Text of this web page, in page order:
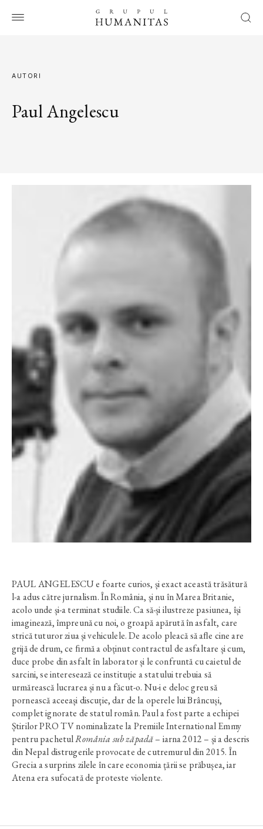
AUTORI
Paul Angelescu
PAUL ANGELESCU e foarte curios, și exact această trăsătură
l-a adus către jurnalism. În România, și nu în Marea Britanie,
acolo unde și-a terminat studiile. Ca să-și ilustreze pasiunea, își
imaginează, împreună cu noi, o groapă apărută în asfalt, care
strică tuturor ziua și vehiculele. De acolo pleacă să aﬂe cine are
grijă de drum, ce ﬁrmă a obținut contractul de asfaltare și cum,
duce probe din asfalt în laborator și le confruntă cu caietul de
sarcini, se interesează ce instituție a statului trebuia să
urmărească lucrarea și nu a făcut-o. Nu-i e deloc greu să
pornească aceeași discuție, dar de la operele lui Brâncuși,
complet ignorate de statul român. Paul a fost parte a echipei
Știrilor PRO TV nominalizate la Premiile International Emmy
pentru pachetulRomânia sub zăpadă– iarna 2012 – și a descris
din Nepal distrugerile provocate de cutremurul din 2015. În
Grecia a surprins zilele în care economia țării se prăbușea, iar
Atena era sufocată de proteste violente.